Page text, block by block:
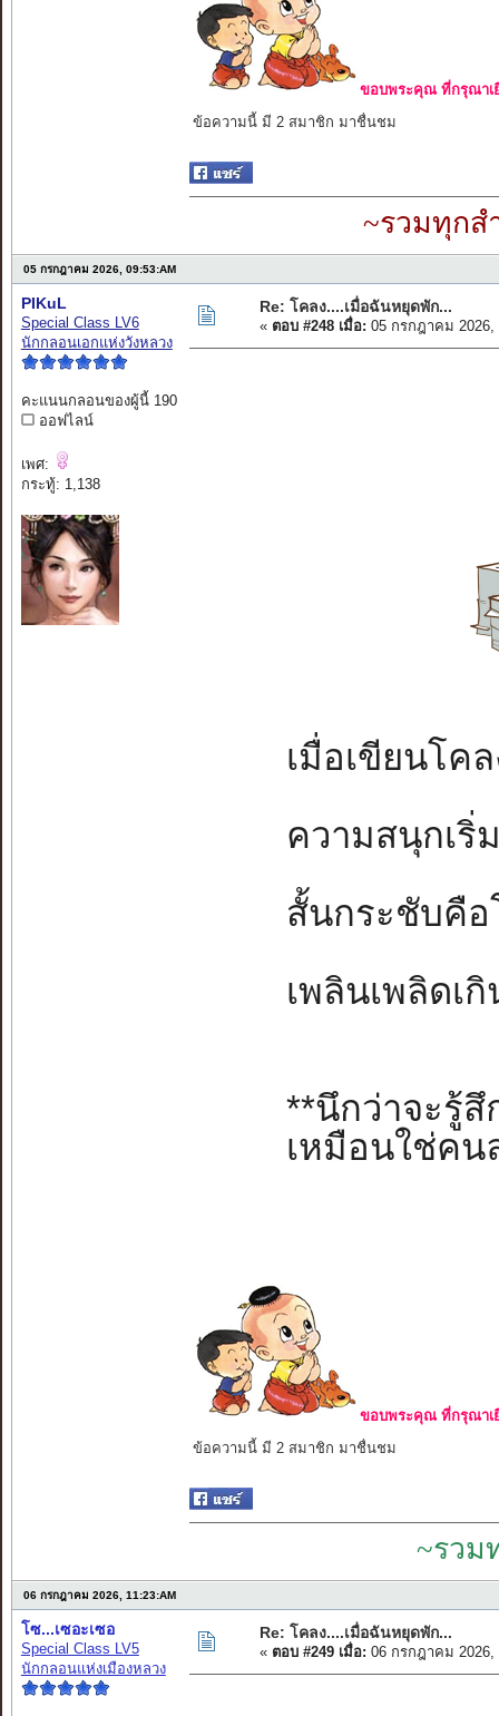
ขอบพระคุณ ที่กรุณาเ
ข้อความนี้ มี 2 สมาชิก มาชื่นชม
~รวมทุกส
05 กรกฎาคม 2026, 09:53:AM
PIKuL
Special Class LV6
นักกลอนเอกแห่งวังหลวง
คะแนนกลอนของผู้นี้ 190
ออฟไลน์
เพศ:
กระทู้: 1,138
Re: โคลง....เมื่อฉันหยุดพัก...
« ตอบ #248 เมื่อ: 05 กรกฎาคม 2026,
เมื่อเขียนโค
ความสนุกเริ่
สั้นกระชับคือ
เพลินเพลิดเ
**นึกว่าจะรู้สึ
เหมือนใช่คน
ขอบพระคุณ ที่กรุณาเ
ข้อความนี้ มี 2 สมาชิก มาชื่นชม
~รวม
06 กรกฎาคม 2026, 11:23:AM
โซ...เซอะเซอ
Special Class LV5
นักกลอนแห่งเมืองหลวง
Re: โคลง....เมื่อฉันหยุดพัก...
« ตอบ #249 เมื่อ: 06 กรกฎาคม 2026,